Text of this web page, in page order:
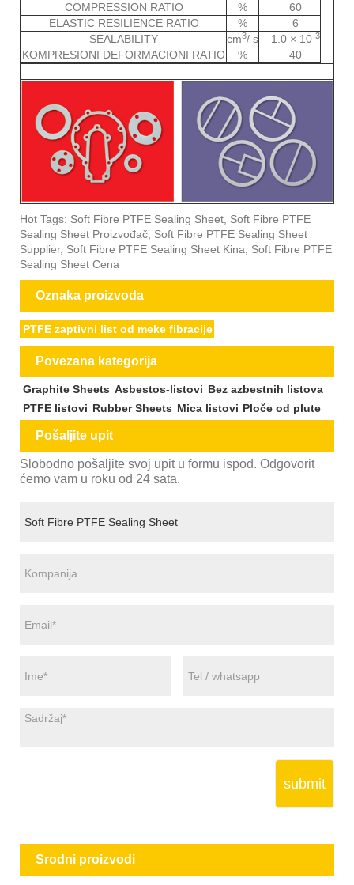
COMPRESSION RATIO
%
60
ELASTIC RESILIENCE RATIO
%
6
SEALABILITY
cm3/ s 1.0 × 10-3
KOMPRESIONI DEFORMACIONI RATIO % 40
Hot Tags: Soft Fibre PTFE Sealing Sheet, Soft Fibre PTFE
Sealing Sheet Proizvođač, Soft Fibre PTFE Sealing Sheet
Supplier, Soft Fibre PTFE Sealing Sheet Kina, Soft Fibre PTFE
Sealing Sheet Cena
Oznaka proizvoda
PTFE zaptivni list od meke fibracije
Povezana kategorija
Graphite Sheets Asbestos-listovi
Bez azbestnih listova
PTFE listovi Rubber Sheets Mica listovi Ploče od plute
Pošaljite upit
Slobodno pošaljite svoj upit u formu ispod. Odgovorit
ćemo vam u roku od 24 sata.
submit
Srodni proizvodi